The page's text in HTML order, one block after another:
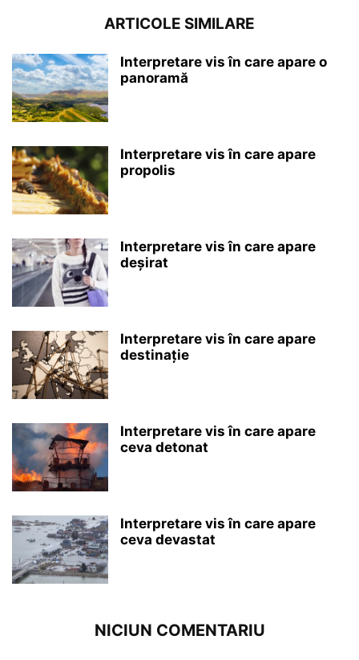
ARTICOLE SIMILARE
Interpretare vis în care apare o
panoramă
Interpretare vis în care apare
propolis
Interpretare vis în care apare
deșirat
Interpretare vis în care apare
destinație
Interpretare vis în care apare
ceva detonat
Interpretare vis în care apare
ceva devastat
NICIUN COMENTARIU